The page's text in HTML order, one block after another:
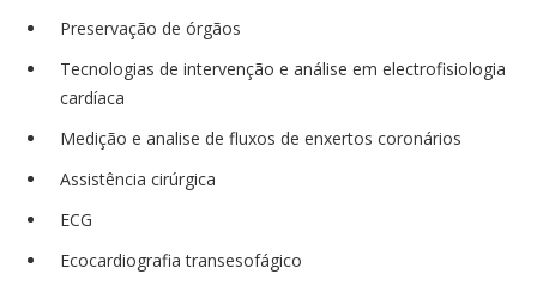
Preservação de órgãos
Tecnologias de intervenção e análise em electrofisiologia
cardíaca
Medição e analise de fluxos de enxertos coronários
Assistência cirúrgica
ECG
Ecocardiografia transesofágico